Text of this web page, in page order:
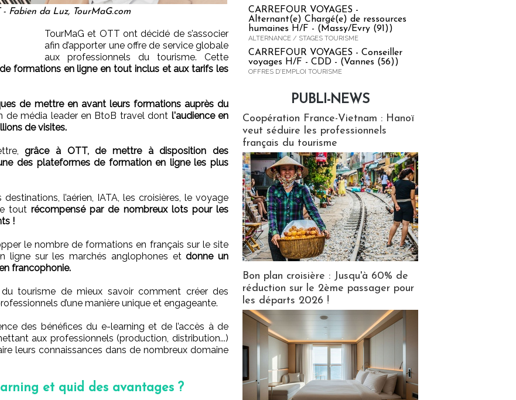
- Fabien da Luz, TourMaG.com
TourMaG et OTT ont décidé de s’associer
afin d’apporter une offre de service globale
aux professionnels du tourisme. Cette
formations en ligne en tout inclus et aux tarifs les
de mettre en avant leurs formations auprès du
de média leader en BtoB travel dont l'audience en
de visites.
grâce à OTT, de mettre à disposition des
des plateformes de formation en ligne les plus
l’aérien, IATA, les croisières, le voyage
toutrécompensé par de nombreux lots pour les
!
le nombre de formations en français sur le site
ligne sur les marchés anglophones etdonne un
francophonie.
tourisme de mieux savoir comment créer des
d’une manière unique et engageante.
des bénéfices du e-learning et de l’accès à de
aux professionnels (production, distribution...)
leurs connaissances dans de nombreux domaine
et quid des avantages ?
CARREFOUR VOYAGES -
Alternant(e) Chargé(e) de ressources
humaines H/F - (Massy/Evry (91))
ALTERNANCE / STAGES TOURISME
CARREFOUR VOYAGES - Conseiller
voyages H/F - CDD - (Vannes (56))
OFFRES D'EMPLOI TOURISME
PUBLI-NEWS
Coopération France-Vietnam : Hanoï
veut séduire les professionnels
français du tourisme
Bon plan croisière : Jusqu'à 60% de
réduction sur le 2ème passager pour
les départs 2026 !